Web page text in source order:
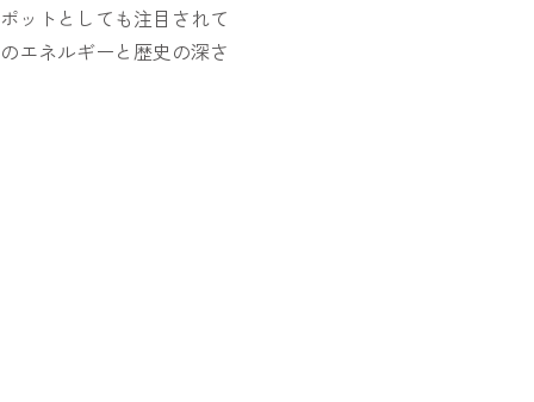
ットとしても注目されて
エネルギーと歴史の深さ